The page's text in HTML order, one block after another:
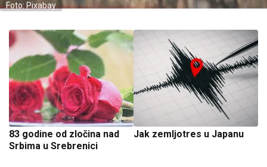
Foto: Pixabay
83 godine od zločina nad
Srbima u Srebrenici
Jak zemljotres u Japanu